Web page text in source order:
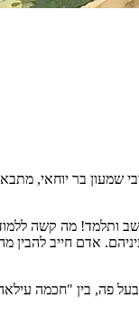
שמעון בר יוחאי,
מה קשה ללמוד
אדם חייב
פה, בין "חכמה